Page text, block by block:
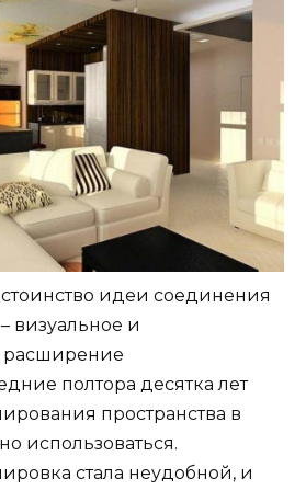
идеи соединения
визуальное и
расширение
полтора десятка лет
пространства в
использоваться.
стала неудобной, и